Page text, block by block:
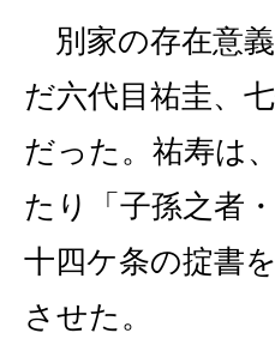
別家の存在意
だ六代目祐圭、
だった。祐寿は
たり「子孫之者
十四ケ条の掟書
させた。